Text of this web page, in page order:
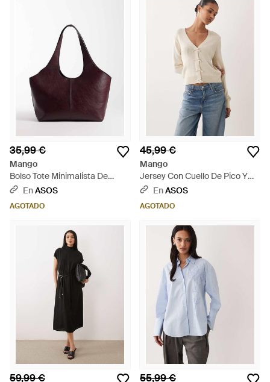
35,99 €
Mango
Bolso Tote Minimalista De
Cuero Sintético De - Morado
EnASOS
AGOTADO
45,99 €
Mango
Jersey Con Cuello De Pico Y
Detalle De Lazo De -Neutro -
EnASOS
AGOTADO
59,99 € 55,99 €